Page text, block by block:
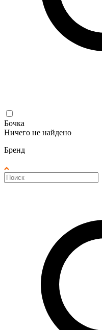
Бочка
Ничего не найдено
Бренд